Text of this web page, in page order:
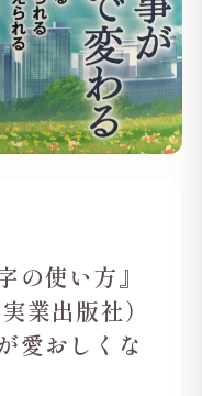
の使い方』
業出版社）
愛おしくな